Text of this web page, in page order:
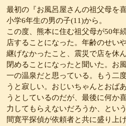
最初の『お風呂屋さんの祖父母を
小学6年生の男の子(11)から。
この度、熊本に住む祖父母が50年
店することになった。年齢のせい
継げなかったこと、震災で店を休
閉めることになったと聞いた。お
一の温泉だと思っている。もう二
うと寂しい。おじいちゃんとおば
うとしているのだが、最後に何か
力してもらえないだろうか、という
間寛平探偵が依頼者と共に盛り上